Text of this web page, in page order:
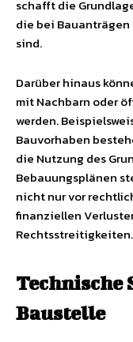
schafft die
die bei
sind.
Darüber hinaus
mit Nachbarn oder
werden.
Bauvorhaben
die Nutzung des
Bebauungsplänen
nicht nur vor
finanziellen
Rechtsstreitigkeiten.
Technische
Baustelle